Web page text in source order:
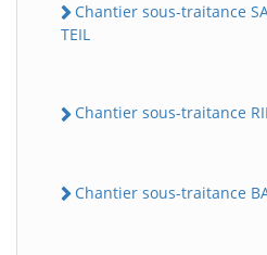
Chantier sous-traitance
TEIL
Chantier sous-traitance
Chantier sous-traitance